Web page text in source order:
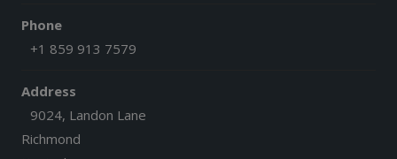
Phone
+1 859 913 7579
Address
9024, Landon Lane
Richmond